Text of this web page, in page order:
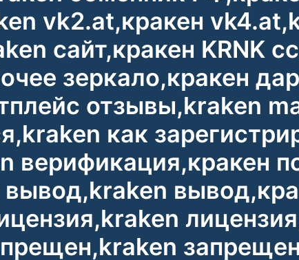
vk2.at,кракен
сайт,кракен KRNK
зеркало,кракен
отзывы,kraken
как
верификация,кракен
вывод,kraken